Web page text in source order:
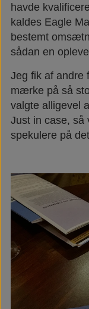
havde
kaldes Eagle
bestemt
sådan en
Jeg fik af andre
mærke på så
valgte alligevel
Just in case, så
spekulere på